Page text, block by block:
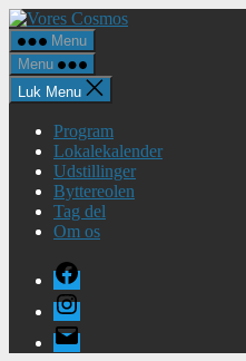
Spring
til
indholdet
Vores
Menu
Menu
Luk Menu
Program
Lokalekalender
Udstillinger
Byttereolen
Tag del
Om os
Facebook
Instagram
E-
mail